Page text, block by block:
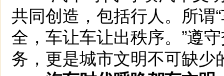
共同创造，包括行人。所谓
全，车让车让出秩序。”遵
务，更是城市文明不可缺少